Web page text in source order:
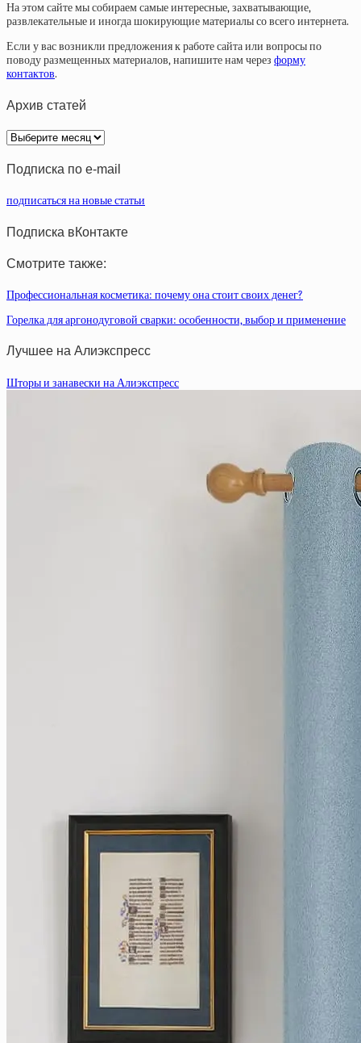
На этом сайте мы собираем самые интересные, захватывающие,
развлекательные и иногда шокирующие материалы со всего интернета.
Если у вас возникли предложения к работе сайта или вопросы по
поводу размещенных материалов, напишите нам через форму
контактов.
Архив статей
Архив
статей
Подписка по e-mail
подписаться на новые статьи
Подписка вКонтакте
Смотрите также:
Профессиональная косметика: почему она стоит своих денег?
Горелка для аргонодуговой сварки: особенности, выбор и применение
Лучшее на Алиэкспресс
Шторы и занавески на Алиэкспресс